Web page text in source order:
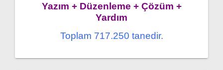
Yazım + Düzenleme + Çözüm +
Yardım
Toplam 717.250 tanedir.